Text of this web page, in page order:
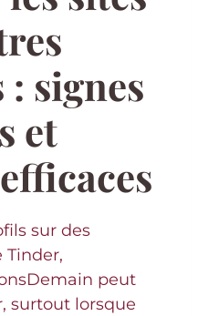
signes
et
sur des
Tinder,
peut
surtout lorsque